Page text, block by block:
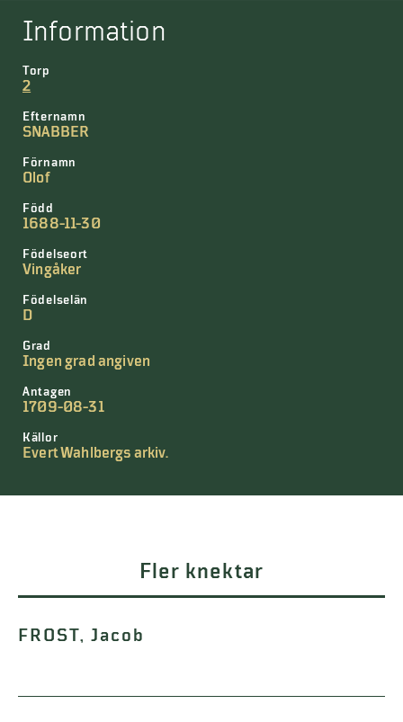
Information
Torp
2
Efternamn
SNABBER
Förnamn
Olof
Född
1688-11-30
Födelseort
Vingåker
Födelselän
D
Grad
Ingen grad angiven
Antagen
1709-08-31
Källor
Evert Wahlbergs arkiv.
Fler knektar
FROST, Jacob